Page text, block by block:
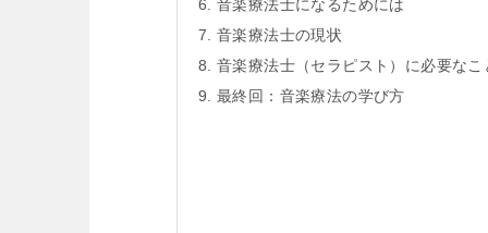
音楽療法士になるためには
音楽療法士の現状
音楽療法士（セラピスト）に必要なこ
最終回：音楽療法の学び方